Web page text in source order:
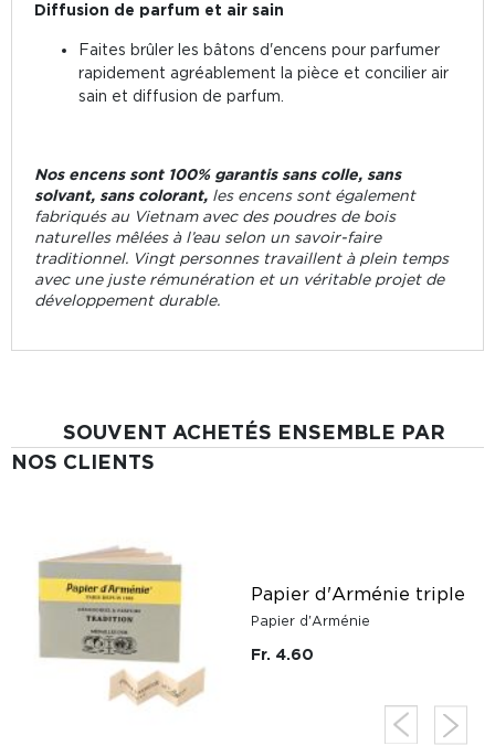
Diffusion de parfum et air sain
Faites brûler les bâtons d'encens pour parfumer
rapidement agréablement la pièce et concilier air
sain et diffusion de parfum.
Nos encens sont 100% garantis sans colle, sans
solvant, sans colorant, les encens sont également
fabriqués au Vietnam avec des poudres de bois
naturelles mêlées à l’eau selon un savoir-faire
traditionnel. Vingt personnes travaillent à plein temps
avec une juste rémunération et un véritable projet de
développement durable.
SOUVENT ACHETÉS ENSEMBLE PAR
NOS CLIENTS
Papier d'Arménie triple
Papier d'Arménie
Fr. 4.60